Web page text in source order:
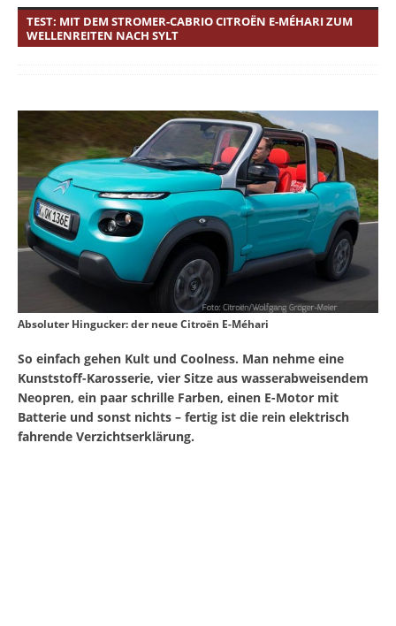
TEST: MIT DEM STROMER-CABRIO CITROËN E-MÉHARI ZUM
WELLENREITEN NACH SYLT
Absoluter Hingucker: der neue Citroën E-Méhari
So einfach gehen Kult und Coolness. Man nehme eine
Kunststoff-Karosserie, vier Sitze aus wasserabweisendem
Neopren, ein paar schrille Farben, einen E-Motor mit
Batterie und sonst nichts – fertig ist die rein elektrisch
fahrende Verzichtserklärung.